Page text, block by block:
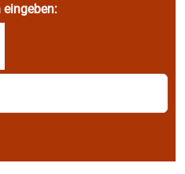
eingeben: